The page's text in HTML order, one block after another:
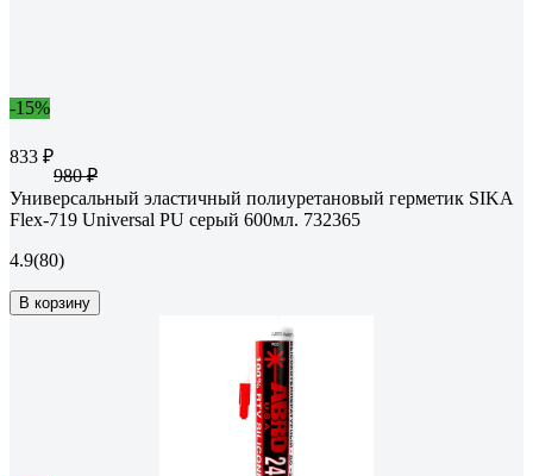
-15%
833 ₽
980 ₽
Универсальный эластичный полиуретановый герметик SIKA
Flex-719 Universal PU серый 600мл. 732365
4.9(80)
В корзину